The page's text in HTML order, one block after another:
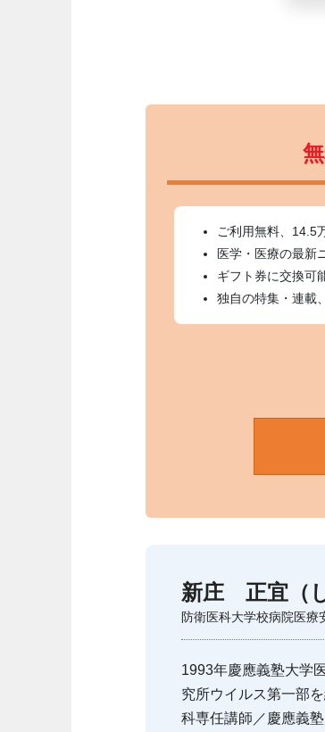
ご利用無料、14.5
医学・医療の最新
ギフト券に交換可
独自の特集・連載
新庄 正宜（
防衛医科大学校病院医療
1993年慶應義塾大学
究所ウイルス第一部
科専任講師／慶應義